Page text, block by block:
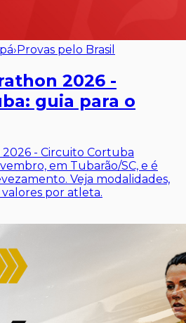
›Provas pelo Brasil
2026 -
guia para o
- Circuito Cortuba
em Tubarão/SC, e é
Veja modalidades,
por atleta.